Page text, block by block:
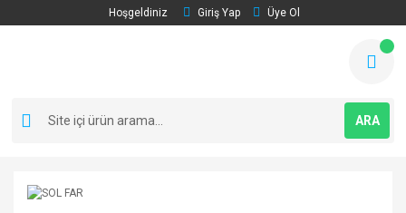
Hoşgeldiniz Giriş Yap Üye Ol
ARA